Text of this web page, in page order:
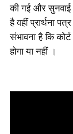
की गई और
है वहीं प्रार्थना
संभावना है कि
होगा या नहीं ।